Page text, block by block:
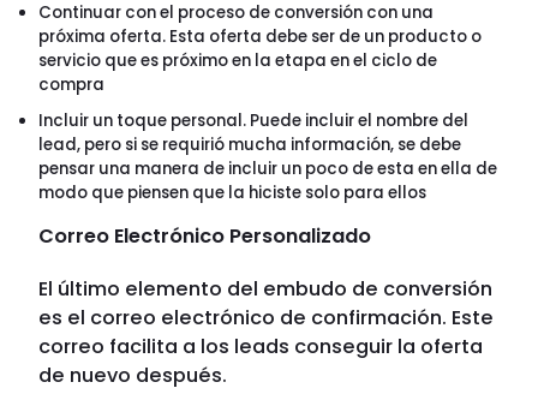
Continuar con el proceso de conversión con una
próxima oferta. Esta oferta debe ser de un producto o
servicio que es próximo en la etapa en el ciclo de
compra
Incluir un toque personal. Puede incluir el nombre del
lead, pero si se requirió mucha información, se debe
pensar una manera de incluir un poco de esta en ella de
modo que piensen que la hiciste solo para ellos
Correo Electrónico Personalizado
El último elemento del embudo de conversión
es el correo electrónico de confirmación. Este
correo facilita a los leads conseguir la oferta
de nuevo después.